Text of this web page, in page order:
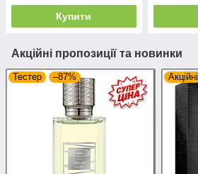
Купити
Акційні пропозиції та новинки
Тестер –87% Акційні